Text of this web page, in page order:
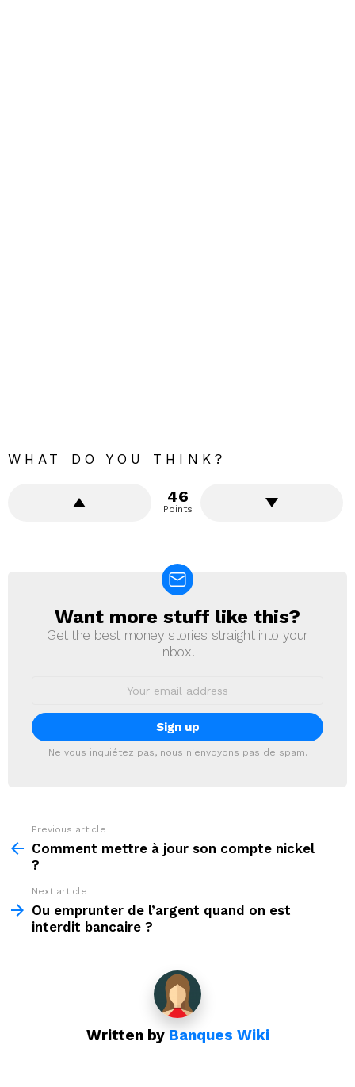
WHAT DO YOU THINK?
46
Points
NEWSLETTER
Want more stuff like this?
Get the best money stories straight into your
inbox!
Ne vous inquiétez pas, nous n'envoyons pas de spam.
more
Previous article
Comment mettre à jour son compte nickel
?
Next article
Ou emprunter de l’argent quand on est
interdit bancaire ?
Written by Banques Wiki